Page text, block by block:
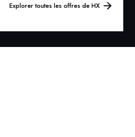
Explorer toutes les offres de HX